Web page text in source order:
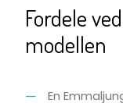
Fordele
modellen
En